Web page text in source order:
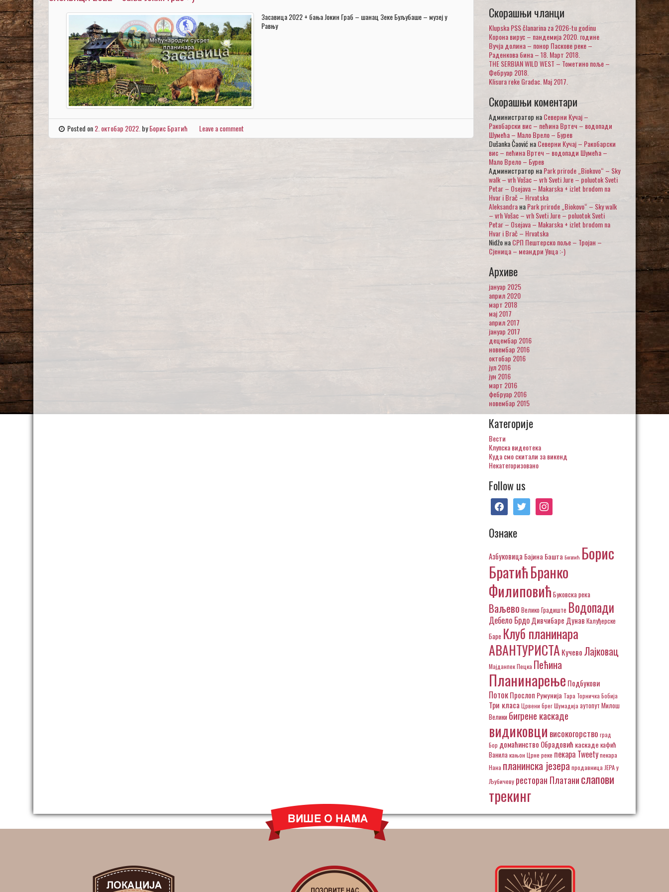
Засавица 2022 + бања Јокин Граб – шанац Зеке Буљубаше – музеј у
Равњу
Posted on2. октобар 2022. byБорис Братић Leave a comment
Скорашњи чланци
Klupska PSS članarina za 2026-tu godinu
Корона вирус – пандемија 2020. године
Вучја долина – понор Паскове реке –
Раденкова бина – 18. Март 2018.
THE SERBIAN WILD WEST – Тометино поље –
Фебруар 2018.
Klisura reke Gradac. Maj 2017.
Скорашњи коментари
Администратор наСеверни Кучај –
Ракобарски вис – пећина Вртеч – водопади
Шумећа – Мало Врело – Бурев
Dušanka ČaovićнаСеверни Кучај – Ракобарски
вис – пећина Вртеч – водопади Шумећа –
Мало Врело – Бурев
Администратор наPark prirode „Biokovo“ – Sky
walk – vrh Vošac – vrh Sveti Jure – poluotok Sveti
Petar – Osejava – Makarska + izlet brodom na
Hvar i Brač – Hrvatska
AleksandraнаPark prirode „Biokovo“ – Sky walk
– vrh Vošac – vrh Sveti Jure – poluotok Sveti
Petar – Osejava – Makarska + izlet brodom na
Hvar i Brač – Hrvatska
NidžoнаСРП Пештерско поље – Тројан –
Сјеница – меандри Увца :-)
Архиве
јануар 2025
април 2020
март 2018
мај 2017
април 2017
јануар 2017
децембар 2016
новембар 2016
октобар 2016
јул 2016
јун 2016
март 2016
фебруар 2016
новембар 2015
Категорије
Вести
Клупска видеотека
Куда смо скитали за викенд
Некатегоризовано
Follow us
facebooktwitter instagram
Ознаке
Азбуковица Бајина Башта Богатић Борис
БратићБранко
Филиповић Буковска река
Ваљево Велико Градиште Водопади
Дебело БрдоДивчибаре Дунав Калуђерске
Баре Клуб планинара
АВАНТУРИСТА Кучево Лајковац
МајданпекПецка Пећина
Планинарење Подбукови
ПотокПрослоп Румунија Тара Торничка Бобија
Три класа Црвени брегШумадија аутопут Милош
Велики бигрене каскаде
видиковци високогорство град
Бор домаћинство Обрадовић каскаде кафић
Ванила кањон Црне реке пекара Tweetyпекара
Нана планинска језера продавница ЈЕРА у
Љубичеву ресторан Платанислапови
трекинг